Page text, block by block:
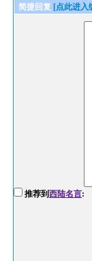
简捷回复 [点此进入
推荐到西陆名言: